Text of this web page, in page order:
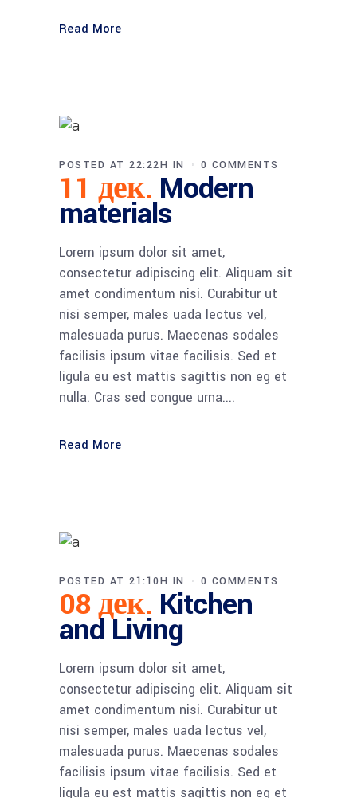
Read More
11 дек. Modern
materials
POSTED AT 22:22H IN 0 COMMENTS
Lorem ipsum dolor sit amet,
consectetur adipiscing elit. Aliquam sit
amet condimentum nisi. Curabitur ut
nisi semper, males uada lectus vel,
malesuada purus. Maecenas sodales
facilisis ipsum vitae facilisis. Sed et
ligula eu est mattis sagittis non eg et
nulla. Cras sed congue urna....
Read More
08 дек. Kitchen
and Living
POSTED AT 21:10H IN 0 COMMENTS
Lorem ipsum dolor sit amet,
consectetur adipiscing elit. Aliquam sit
amet condimentum nisi. Curabitur ut
nisi semper, males uada lectus vel,
malesuada purus. Maecenas sodales
facilisis ipsum vitae facilisis. Sed et
ligula eu est mattis sagittis non eg et